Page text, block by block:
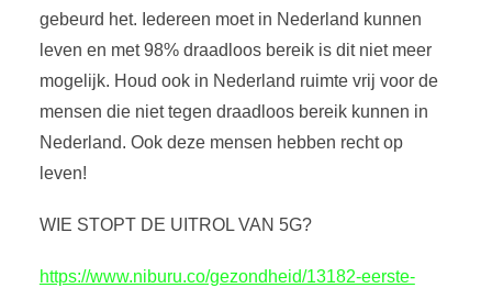
gebeurd het. Iedereen moet in Nederland kunnen
leven en met 98% draadloos bereik is dit niet meer
mogelijk. Houd ook in Nederland ruimte vrij voor de
mensen die niet tegen draadloos bereik kunnen in
Nederland. Ook deze mensen hebben recht op
leven!
WIE STOPT DE UITROL VAN 5G?
https://www.niburu.co/gezondheid/13182-eerste-